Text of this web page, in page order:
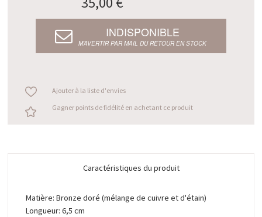
INDISPONIBLE
M’AVERTIR PAR MAIL DU RETOUR EN STOCK
Ajouter à la liste d'envies
Gagner points de fidélité en achetant ce produit
Caractéristiques du produit
Matière: Bronze doré (mélange de cuivre et d'étain)
Longueur: 6,5 cm